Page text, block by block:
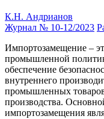
К.Н. Андрианов
Журнал № 10-12/2023
Импортозамещение –
промышленной
обеспечение
внутреннего
промышленных
производства.
импортозамещения